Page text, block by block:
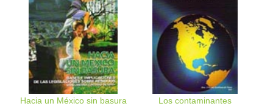
Hacia un México sin basura
Los contaminantes